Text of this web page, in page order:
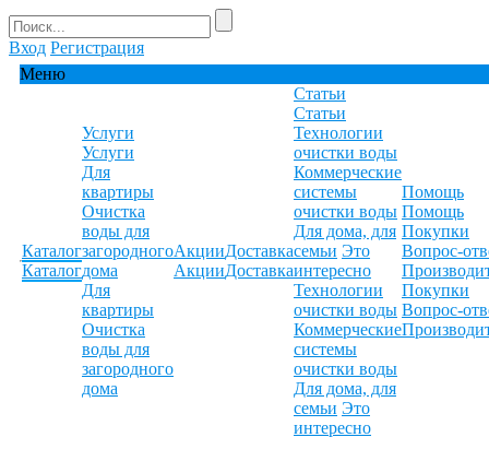
Вход Регистрация
Меню
Каталог
Каталог
Услуги
Услуги
Для
квартиры
Очистка
воды для
загородного
дома
Для
квартиры
Очистка
воды для
загородного
дома
Акции
Акции
Доставка
Доставка
Статьи
Статьи
Технологии
очистки воды
Коммерческие
системы
очистки воды
Для дома, для
семьи Это
интересно
Технологии
очистки воды
Коммерческие
системы
очистки воды
Для дома, для
семьи Это
интересно
Помощь
Помощь
Покупки
Вопрос-
Покупки
Вопрос-